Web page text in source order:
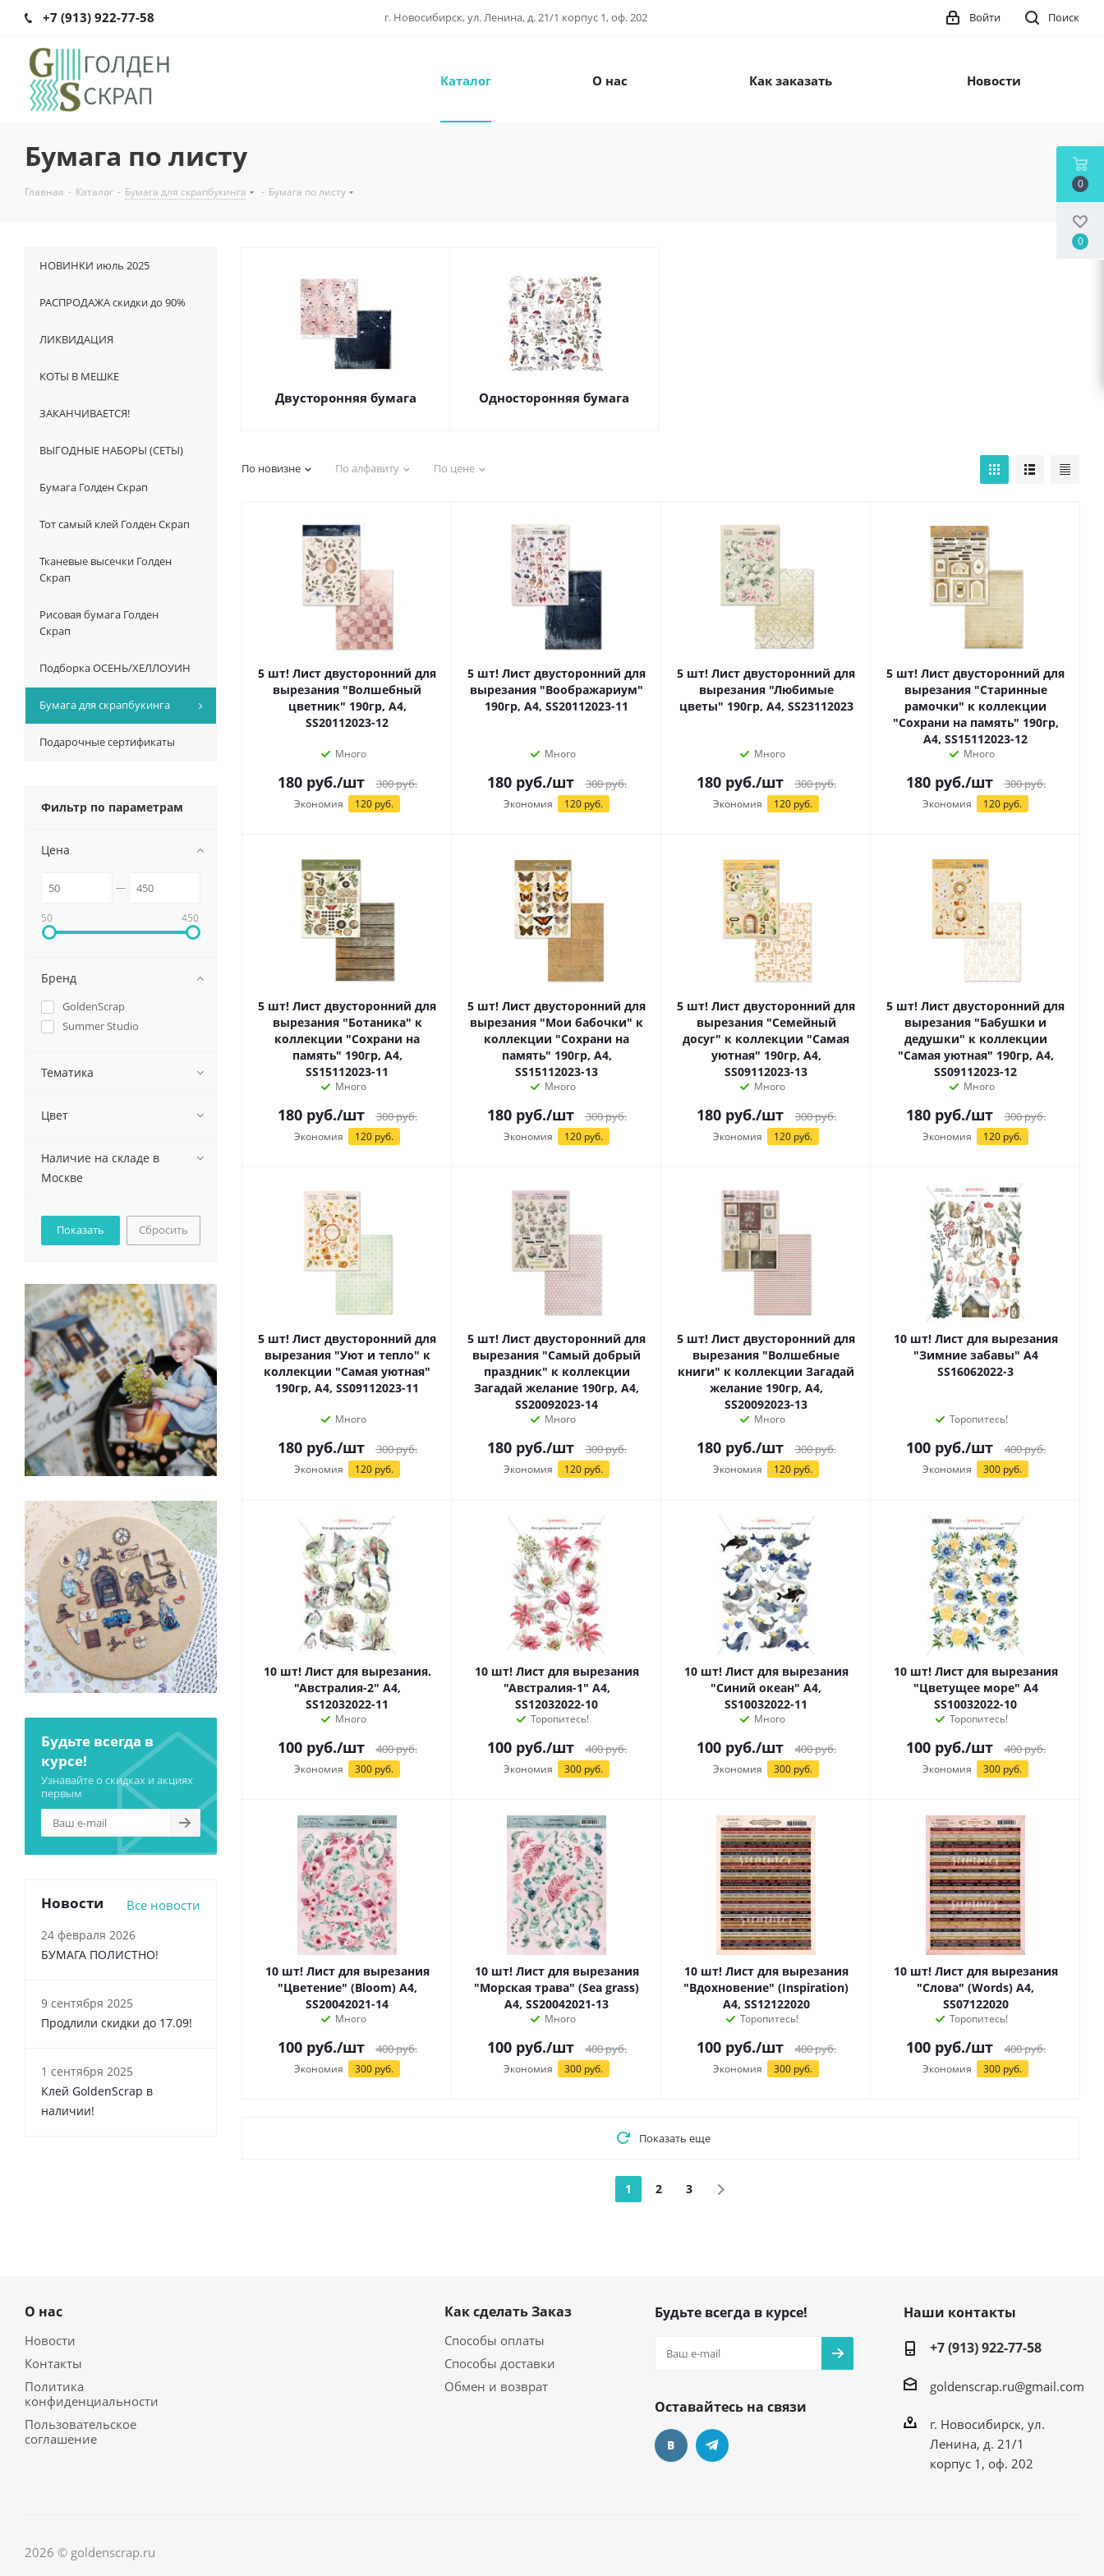
+7 (913) 922-77-58 г. Новосибирск, ул. Ленина, д. 21/1 корпус 1, оф. 202 Поиск
Войти
Каталог О нас Как заказать Новости
Бумага по листу
Главная - Каталог - Бумага для скрапбукинга - Бумага по листу
Двусторонняя бумага Односторонняя бумага
По новизне По алфавиту По цене
5 шт! Лист двусторонний для
вырезания "Волшебный
цветник" 190гр, А4,
SS20112023-12
Много
180руб./шт 300руб.
Экономия 120 руб.
5 шт! Лист двусторонний для
вырезания "Воображариум"
190гр, А4, SS20112023-11
Много
180руб./шт 300руб.
Экономия 120 руб.
5 шт! Лист двусторонний для
вырезания "Любимые
цветы" 190гр, А4, SS23112023
Много
180руб./шт 300руб.
Экономия 120 руб.
5 шт! Лист двусторонний для
вырезания "Старинные
рамочки" к коллекции
"Сохрани на память" 190гр,
А4, SS15112023-12
Много
180руб./шт 300руб.
Экономия 120 руб.
5 шт! Лист двусторонний для
вырезания "Ботаника" к
коллекции "Сохрани на
память" 190гр, А4,
SS15112023-11
Много
180руб./шт 300руб.
Экономия 120 руб.
5 шт! Лист двусторонний для
вырезания "Мои бабочки" к
коллекции "Сохрани на
память" 190гр, А4,
SS15112023-13
Много
180руб./шт 300руб.
Экономия 120 руб.
5 шт! Лист двусторонний для
вырезания "Семейный
досуг" к коллекции "Самая
уютная" 190гр, А4,
SS09112023-13
Много
180руб./шт 300руб.
Экономия 120 руб.
5 шт! Лист двусторонний для
вырезания "Бабушки и
дедушки" к коллекции
"Самая уютная" 190гр, А4,
SS09112023-12
Много
180руб./шт 300руб.
Экономия 120 руб.
5 шт! Лист двусторонний для
вырезания "Уют и тепло" к
коллекции "Самая уютная"
190гр, А4, SS09112023-11
Много
180руб./шт 300руб.
Экономия 120 руб.
5 шт! Лист двусторонний для
вырезания "Самый добрый
праздник" к коллекции
Загадай желание 190гр, А4,
SS20092023-14
Много
180руб./шт 300руб.
Экономия 120 руб.
5 шт! Лист двусторонний для
вырезания "Волшебные
книги" к коллекции Загадай
желание 190гр, А4,
SS20092023-13
Много
180руб./шт 300руб.
Экономия 120 руб.
10 шт! Лист для вырезания
"Зимние забавы" А4
SS16062022-3
Торопитесь!
100руб./шт 400руб.
Экономия 300 руб.
10 шт! Лист для вырезания.
"Австралия-2" А4,
SS12032022-11
Много
100руб./шт 400руб.
Экономия 300 руб.
10 шт! Лист для вырезания
"Австралия-1" А4,
SS12032022-10
Торопитесь!
100руб./шт 400руб.
Экономия 300 руб.
10 шт! Лист для вырезания
"Синий океан" А4,
SS10032022-11
Много
100руб./шт 400руб.
Экономия 300 руб.
10 шт! Лист для вырезания
"Цветущее море" А4
SS10032022-10
Торопитесь!
100руб./шт 400руб.
Экономия 300 руб.
10 шт! Лист для вырезания
"Цветение" (Bloom) А4,
SS20042021-14
Много
100руб./шт 400руб.
Экономия 300 руб.
10 шт! Лист для вырезания
"Морская трава" (Sea grass)
А4, SS20042021-13
Много
100руб./шт 400руб.
Экономия 300 руб.
10 шт! Лист для вырезания
"Вдохновение" (Inspiration)
А4, SS12122020
Торопитесь!
100руб./шт 400руб.
Экономия 300 руб.
10 шт! Лист для вырезания
"Слова" (Words) А4,
SS07122020
Торопитесь!
100руб./шт 400руб.
Экономия 300 руб.
Показать еще
1 2 3
НОВИНКИ июль 2025
РАСПРОДАЖА скидки до 90%
ЛИКВИДАЦИЯ
КОТЫ В МЕШКЕ
ЗАКАНЧИВАЕТСЯ!
ВЫГОДНЫЕ НАБОРЫ (СЕТЫ)
Бумага Голден Скрап
Тот самый клей Голден Скрап
Тканевые высечки Голден
Скрап
Рисовая бумага Голден
Скрап
Подборка ОСЕНЬ/ХЕЛЛОУИН
Бумага для скрапбукинга
Подарочные сертификаты
Фильтр по параметрам
Цена
50 450
Бренд
GoldenScrap
Summer Studio
Тематика
Цвет
Наличие на складе в
Москве
Сбросить
Будьте всегда в
курсе!
Узнавайте о скидках и акциях
первым
Новости Все новости
24 февраля 2026
БУМАГА ПОЛИСТНО!
9 сентября 2025
Продлили скидки до 17.09!
1 сентября 2025
Клей GoldenScrap в
наличии!
О нас
Новости
Контакты
Политика
конфиденциальности
Пользовательское
соглашение
Как сделать Заказ
Способы оплаты
Способы доставки
Обмен и возврат
Будьте всегда в курсе!
Оставайтесь на связи
Наши контакты
+7 (913) 922-77-58
goldenscrap.ru@gmail.com
г. Новосибирск, ул.
Ленина, д. 21/1
корпус 1, оф. 202
2026 © goldenscrap.ru
0
0